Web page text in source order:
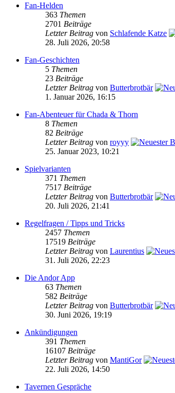
Fan-Helden
363 Themen
2701 Beiträge
Letzter Beitrag von Schlafende Katze
28. Juli 2026, 20:58
Fan-Geschichten
5 Themen
23 Beiträge
Letzter Beitrag von Butterbrotbär
1. Januar 2026, 16:15
Fan-Abenteuer für Chada & Thorn
8 Themen
82 Beiträge
Letzter Beitrag von royyy
25. Januar 2023, 10:21
Spielvarianten
371 Themen
7517 Beiträge
Letzter Beitrag von Butterbrotbär
20. Juli 2026, 21:41
Regelfragen / Tipps und Tricks
2457 Themen
17519 Beiträge
Letzter Beitrag von Laurentius
31. Juli 2026, 22:23
Die Andor App
63 Themen
582 Beiträge
Letzter Beitrag von Butterbrotbär
30. Juni 2026, 19:19
Ankündigungen
391 Themen
16107 Beiträge
Letzter Beitrag von MantiGor
22. Juli 2026, 14:50
Tavernen Gespräche